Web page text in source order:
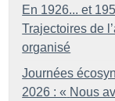
En 1926... et
Trajectoires de
organisé
Journées
2026 : « Nous